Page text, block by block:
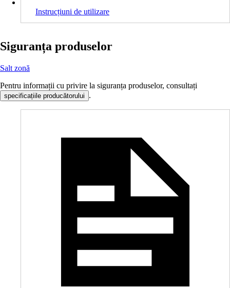
Instrucțiuni de utilizare
Siguranța produselor
Salt zonă
Pentru informații cu privire la siguranța produselor, consultați
specificațiile producătorului .